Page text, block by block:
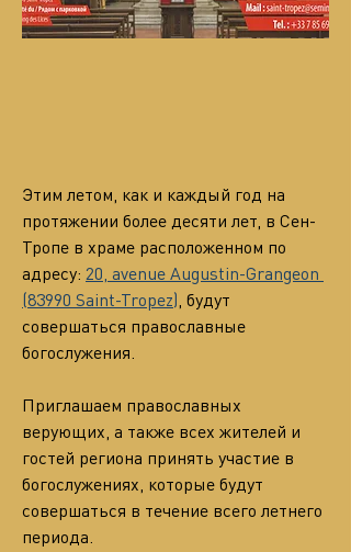
Этим летом, как и каждый год на
протяжении более десяти лет, в Сен-
Тропе в храме расположенном по
адресу: 20, avenue Augustin-Grangeon
(83990 Saint-Tropez), будут
совершаться православные
богослужения.
Приглашаем православных
верующих, а также всех жителей и
гостей региона принять участие в
богослужениях, которые будут
совершаться в течение всего летнего
периода.